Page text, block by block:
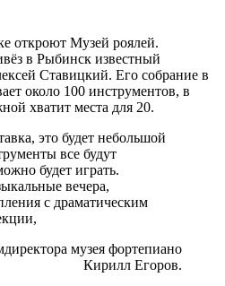
откроют Музей роялей.
в Рыбинск известный
Ставицкий. Его собрание в
около 100 инструментов, в
хватит места для 20.
это будет небольшой
все будут
будет играть.
вечера,
с драматическим
музея фортепиано
Кирилл Егоров.